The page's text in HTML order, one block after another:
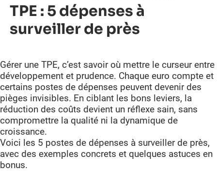
Intégrez des compétences ciblées à temps partagé,
pour renforcer votre entreprise.
Commencer
TPE : 5 dépenses à
surveiller de près
Gérer une TPE, c’est savoir où mettre le curseur entre
développement et prudence. Chaque euro compte et
certains postes de dépenses peuvent devenir des
pièges invisibles. En ciblant les bons leviers, la
réduction des coûts devient un réflexe sain, sans
compromettre la qualité ni la dynamique de
croissance.
Voici les 5 postes de dépenses à surveiller de près,
avec des exemples concrets et quelques astuces en
bonus.